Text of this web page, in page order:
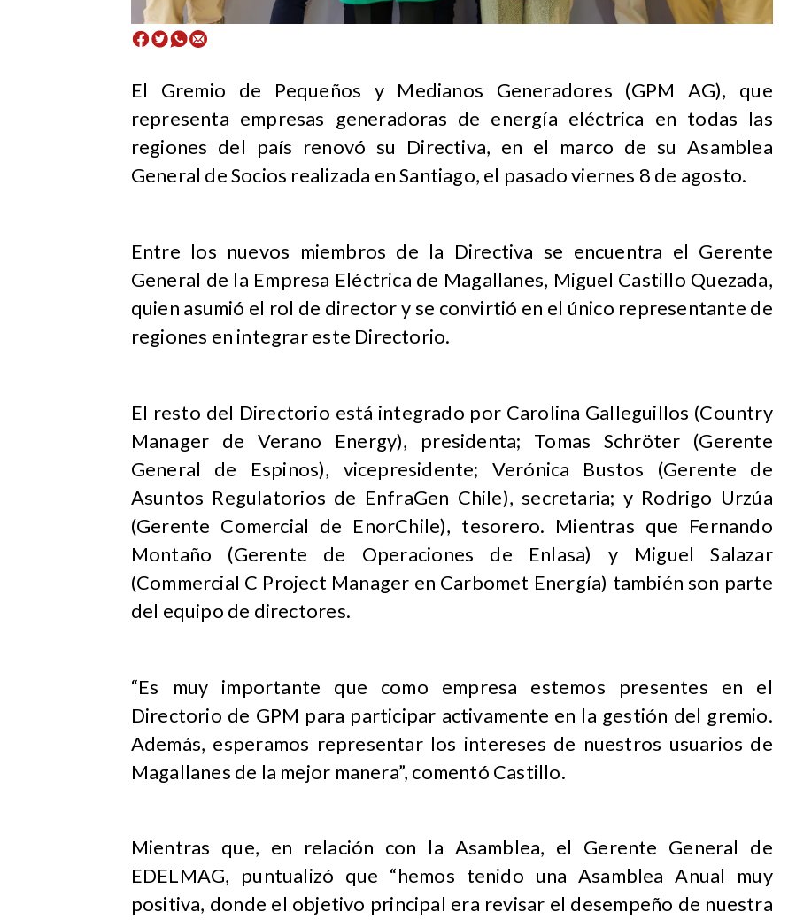
​El Gremio de Pequeños y Medianos Generadores (GPM AG), que
representa empresas generadoras de energía eléctrica en todas las
regiones del país renovó su Directiva, en el marco de su Asamblea
General de Socios realizada en Santiago, el pasado viernes 8 de agosto.
Entre los nuevos miembros de la Directiva se encuentra el Gerente
General de la Empresa Eléctrica de Magallanes, Miguel Castillo Quezada,
quien asumió el rol de director y se convirtió en el único representante de
regiones en integrar este Directorio.
El resto del Directorio está integrado por Carolina Galleguillos (Country
Manager de Verano Energy), presidenta; Tomas Schröter (Gerente
General de Espinos), vicepresidente; Verónica Bustos (Gerente de
Asuntos Regulatorios de EnfraGen Chile), secretaria; y Rodrigo Urzúa
(Gerente Comercial de EnorChile), tesorero. Mientras que Fernando
Montaño (Gerente de Operaciones de Enlasa) y Miguel Salazar
(Commercial C Project Manager en Carbomet Energía) también son parte
del equipo de directores.
“Es muy importante que como empresa estemos presentes en el
Directorio de GPM para participar activamente en la gestión del gremio.
Además, esperamos representar los intereses de nuestros usuarios de
Magallanes de la mejor manera”, comentó Castillo.
Mientras que, en relación con la Asamblea, el Gerente General de
EDELMAG, puntualizó que “hemos tenido una Asamblea Anual muy
positiva, donde el objetivo principal era revisar el desempeño de nuestra